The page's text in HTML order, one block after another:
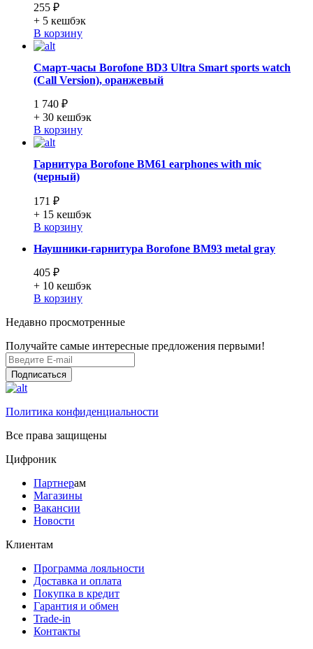
255 ₽
+ 5 кешбэк
В корзину
Смарт-часы Borofone BD3 Ultra Smart sports watch
(Call Version), оранжевый
1 740 ₽
+ 30 кешбэк
В корзину
Гарнитура Borofone BM61 earphones with mic
(черный)
171 ₽
+ 15 кешбэк
В корзину
Наушники-гарнитура Borofone BM93 metal gray
405 ₽
+ 10 кешбэк
В корзину
Недавно просмотренные
Получайте самые интересные предложения первыми!
Подписаться
Политика конфиденциальности
Все права защищены
Цифроник
Партнерам
Магазины
Вакансии
Новости
Клиентам
Программа лояльности
Доставка и оплата
Покупка в кредит
Гарантия и обмен
Trade-in
Контакты